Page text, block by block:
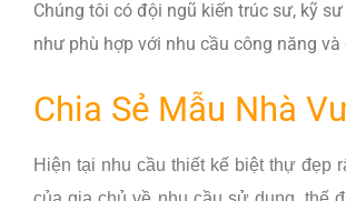
Chúng tôi có đội ngũ kiến trúc sư, kỹ
như phù hợp với nhu cầu công năng
Chia Sẻ Mẫu Nhà
Hiện tại nhu cầu thiết kế biệt thự đẹp